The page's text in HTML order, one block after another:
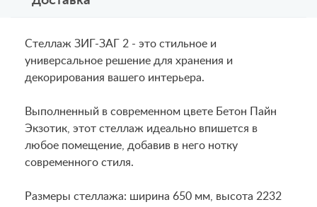
Стеллаж ЗИГ-ЗАГ 2 - это стильное и
универсальное решение для хранения и
декорирования вашего интерьера.
Выполненный в современном цвете Бетон Пайн
Экзотик, этот стеллаж идеально впишется в
любое помещение, добавив в него нотку
современного стиля.
Размеры стеллажа: ширина 650 мм, высота 2232